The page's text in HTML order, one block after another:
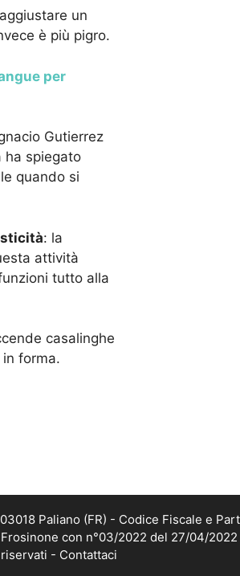
un
è più pigro.
per
Gutierrez
ha spiegato
quando si
: la
attività
tutto alla
casalinghe
forma.
Paliano (FR) - Codice Fiscale e
con n°03/2022 del 27/04/2022
- Contattaci